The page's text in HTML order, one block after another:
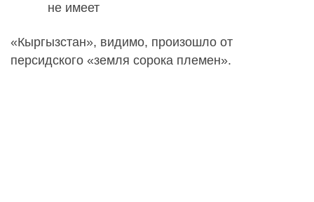
не имеет
«Кыргызстан», видимо, произошло от
персидского «земля сорока племен».